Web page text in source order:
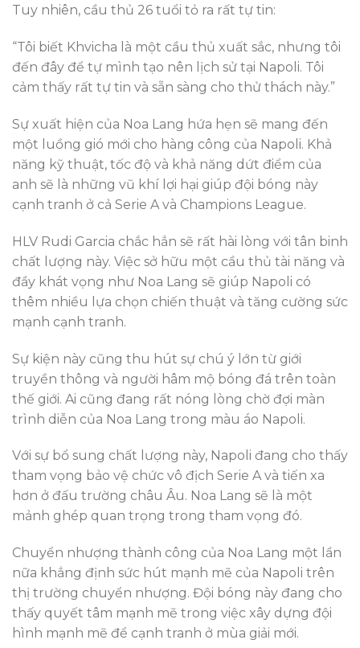
Tuy nhiên, cầu thủ 26 tuổi tỏ ra rất tự tin:
“Tôi biết Khvicha là một cầu thủ xuất sắc, nhưng tôi
đến đây để tự mình tạo nên lịch sử tại Napoli. Tôi
cảm thấy rất tự tin và sẵn sàng cho thử thách này.”
Sự xuất hiện của Noa Lang hứa hẹn sẽ mang đến
một luồng gió mới cho hàng công của Napoli. Khả
năng kỹ thuật, tốc độ và khả năng dứt điểm của
anh sẽ là những vũ khí lợi hại giúp đội bóng này
cạnh tranh ở cả Serie A và Champions League.
HLV Rudi Garcia chắc hẳn sẽ rất hài lòng với tân binh
chất lượng này. Việc sở hữu một cầu thủ tài năng và
đầy khát vọng như Noa Lang sẽ giúp Napoli có
thêm nhiều lựa chọn chiến thuật và tăng cường sức
mạnh cạnh tranh.
Sự kiện này cũng thu hút sự chú ý lớn từ giới
truyền thông và người hâm mộ bóng đá trên toàn
thế giới. Ai cũng đang rất nóng lòng chờ đợi màn
trình diễn của Noa Lang trong màu áo Napoli.
Với sự bổ sung chất lượng này, Napoli đang cho thấy
tham vọng bảo vệ chức vô địch Serie A và tiến xa
hơn ở đấu trường châu Âu. Noa Lang sẽ là một
mảnh ghép quan trọng trong tham vọng đó.
Chuyển nhượng thành công của Noa Lang một lần
nữa khẳng định sức hút mạnh mẽ của Napoli trên
thị trường chuyển nhượng. Đội bóng này đang cho
thấy quyết tâm mạnh mẽ trong việc xây dựng đội
hình mạnh mẽ để cạnh tranh ở mùa giải mới.